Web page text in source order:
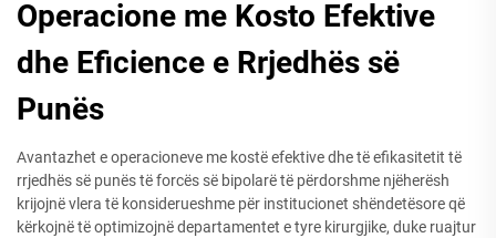
Operacione me Kosto Efektive
dhe Eficience e Rrjedhës së
Punës
Avantazhet e operacioneve me kostë efektive dhe të efikasitetit të
rrjedhës së punës të forcës së bipolarë të përdorshme njëherësh
krijojnë vlera të konsiderueshme për institucionet shëndetësore që
kërkojnë të optimizojnë departamentet e tyre kirurgjike, duke ruajtur